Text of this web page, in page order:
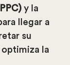
y la
llegar a
su
la